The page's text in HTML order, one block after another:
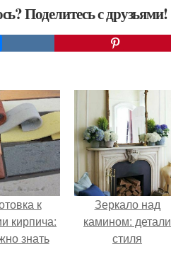
Поделитесь с друзьями!
к
кирпича:
знать
Зеркало над
камином: детали
стиля